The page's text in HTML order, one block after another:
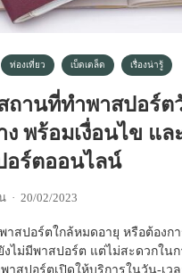
ท่องเที่ยว เบ็ดเตล็ด เรื่องน่ารู้
ถานที่ทำพาสปอร์ต
พร้อมเงื่อนไข แล
อร์ตออนไลน์
· 20/02/2023
าสปอร์ตใกล้หมดอายุ หรือต้องกา
งไม่มีพาสปอร์ต แต่ไม่สะดวกในก
าสปอร์ตเปิดให้บริการในวัน-เว